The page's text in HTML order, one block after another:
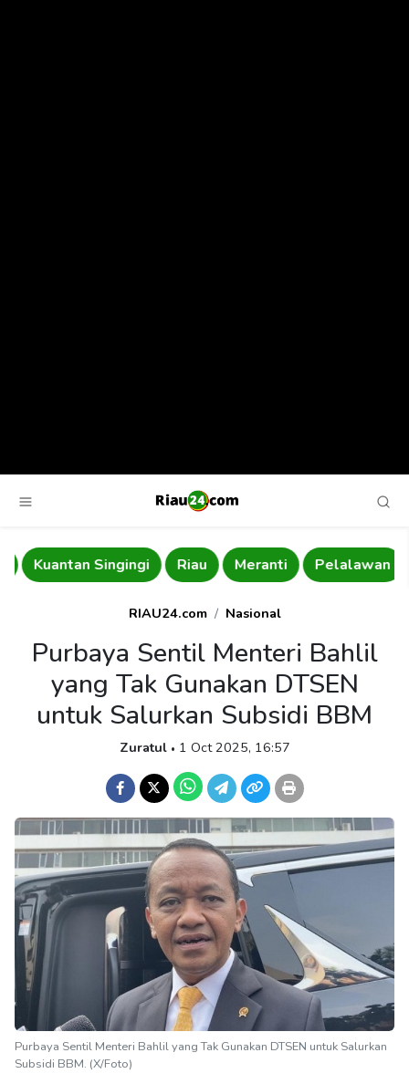
Kuantan Singingi Riau Meranti Pelalawan
RIAU24.com Nasional
Purbaya Sentil Menteri Bahlil
yang Tak Gunakan DTSEN
untuk Salurkan Subsidi BBM
Zuratul • 1 Oct 2025, 16:57
Purbaya Sentil Menteri Bahlil yang Tak Gunakan DTSEN untuk Salurkan
Subsidi BBM. (X/Foto)